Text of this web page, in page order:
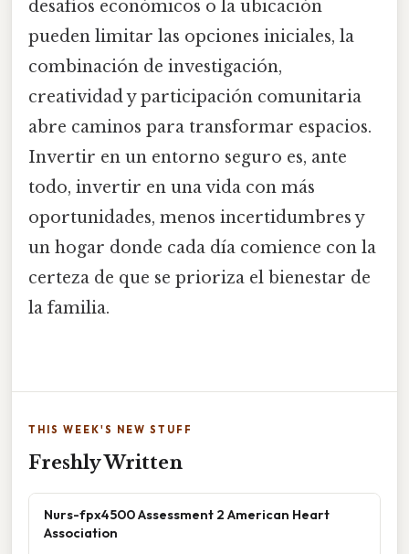
desafíos económicos o la ubicación
pueden limitar las opciones iniciales, la
combinación de investigación,
creatividad y participación comunitaria
abre caminos para transformar espacios.
Invertir en un entorno seguro es, ante
todo, invertir en una vida con más
oportunidades, menos incertidumbres y
un hogar donde cada día comience con la
certeza de que se prioriza el bienestar de
la familia.
THIS WEEK'S NEW STUFF
Freshly Written
Nurs-fpx4500 Assessment 2 American Heart
Association